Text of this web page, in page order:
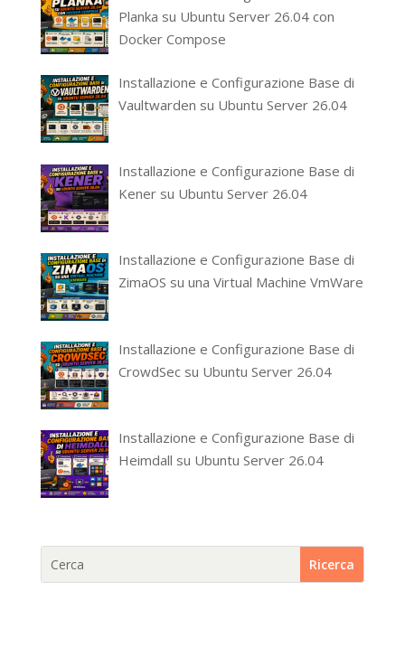
Planka su Ubuntu Server 26.04 con
Docker Compose
Installazione e Configurazione Base di
Vaultwarden su Ubuntu Server 26.04
Installazione e Configurazione Base di
Kener su Ubuntu Server 26.04
Installazione e Configurazione Base di
ZimaOS su una Virtual Machine VmWare
Installazione e Configurazione Base di
CrowdSec su Ubuntu Server 26.04
Installazione e Configurazione Base di
Heimdall su Ubuntu Server 26.04